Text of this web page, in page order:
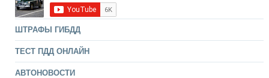
ШТРАФЫ ГИБДД
ТЕСТ ПДД ОНЛАЙН
АВТОНОВОСТИ